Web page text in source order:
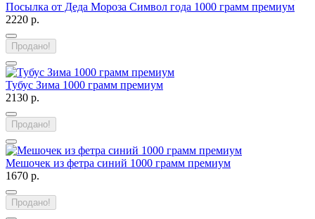
Посылка от Деда Мороза Символ года 1000 грамм премиум
2220 р.
Продано!
Тубус Зима 1000 грамм премиум
2130 р.
Продано!
Мешочек из фетра синий 1000 грамм премиум
1670 р.
Продано!